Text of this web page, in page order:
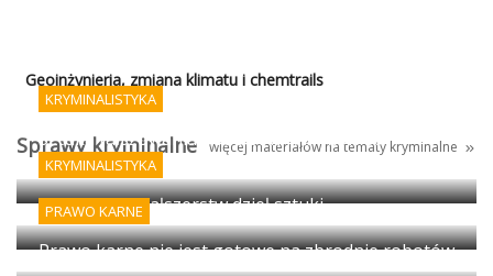
Geoinżynieria, zmiana klimatu i chemtrails
Sprawy kryminalne więcej materiałów na tematy kryminalne
KRYMINALISTYKA
Sztuka fałszowania podpisów i AI - koniec
porządku prawnego?
KRYMINALISTYKA
Wykrywanie fałszerstw dzieł sztuki
PRAWO KARNE
Prawo karne nie jest gotowe na zbrodnie robotów